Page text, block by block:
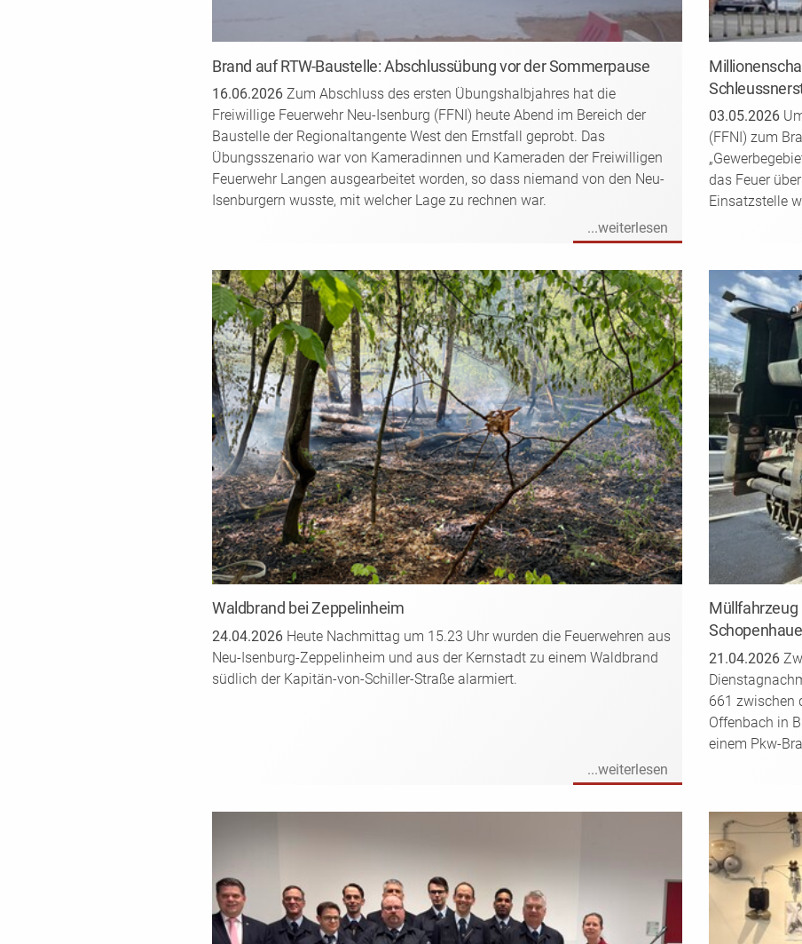
Brand auf RTW-Baustelle: Abschlussübung vor der Sommerpause
16.06.2026 Zum Abschluss des ersten Übungshalbjahres hat die
Freiwillige Feuerwehr Neu-Isenburg (FFNI) heute Abend im Bereich der
Baustelle der Regionaltangente West den Ernstfall geprobt. Das
Übungsszenario war von Kameradinnen und Kameraden der Freiwilligen
Feuerwehr Langen ausgearbeitet worden, so dass niemand von den Neu-
Isenburgern wusste, mit welcher Lage zu rechnen war.
...weiterlesen
03.05.2026
(FFNI) zum
das Feuer
Einsatzstelle
Waldbrand bei Zeppelinheim
24.04.2026 Heute Nachmittag um 15.23 Uhr wurden die Feuerwehren aus
Neu-Isenburg-Zeppelinheim und aus der Kernstadt zu einem Waldbrand
südlich der Kapitän-von-Schiller-Straße alarmiert.
...weiterlesen
Müllfahrzeug
21.04.2026
661 zwischen
Offenbach in
einem Pkw-